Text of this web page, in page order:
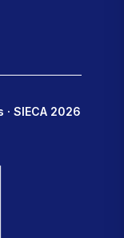
SIECA 2026